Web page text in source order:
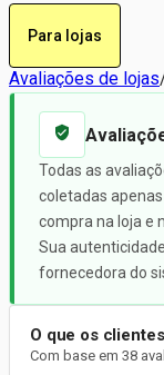
Para lojas
Avaliações de lojas
Todas as
coletadas
compra na loja e
Sua
fornecedora do
O que os
Com base em 38